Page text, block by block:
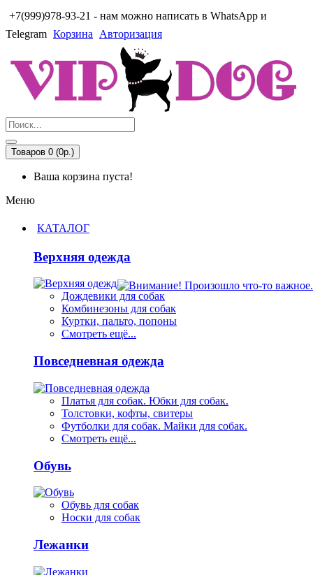
+7(999)978-93-21 - нам можно написать в WhatsApp и
Telegram Корзина Авторизация
Товаров 0 (0р.)
Ваша корзина пуста!
Меню
КАТАЛОГ
Верхняя одежда
Дождевики для собак
Комбинезоны для собак
Куртки, пальто, попоны
Смотреть ещё...
Повседневная одежда
Платья для собак. Юбки для собак.
Толстовки, кофты, свитеры
Футболки для собак. Майки для собак.
Смотреть ещё...
Обувь
Обувь для собак
Носки для собак
Лежанки